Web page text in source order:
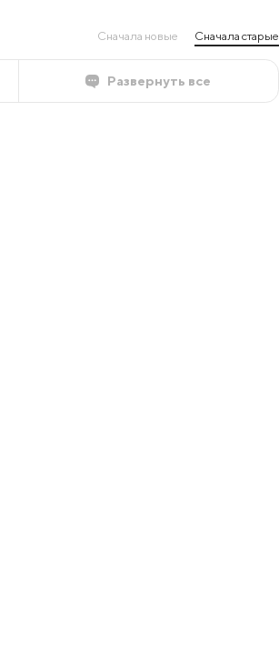
Сначала новые Сначала старые
Развернуть все